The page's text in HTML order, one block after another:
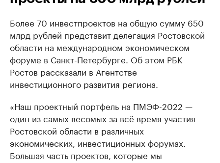
Более 70 инвестпроектов на общую сумму 650
млрд рублей представит делегация Ростовской
области на международном экономическом
форуме в Санкт-Петербурге. Об этом РБК
Ростов рассказали в Агентстве
инвестиционного развития региона.
«Наш проектный портфель на ПМЭФ-2022 —
один из самых весомых за всё время участия
Ростовской области в различных
экономических, инвестиционных форумах.
Большая часть проектов, которые мы